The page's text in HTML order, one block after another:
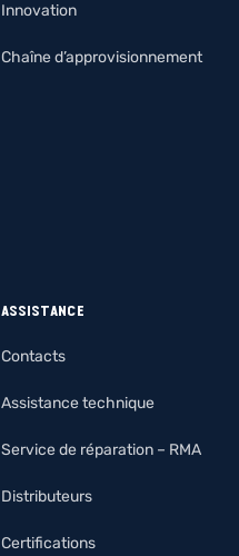
Innovation
Chaîne d’approvisionnement
ASSISTANCE
Contacts
Assistance technique
Service de réparation – RMA
Distributeurs
Certifications